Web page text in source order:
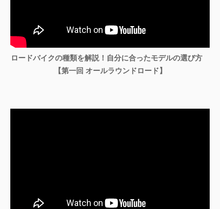
ロードバイクの種類を解説！自分に合ったモデルの選び方
【第一回 オールラウンドロード】